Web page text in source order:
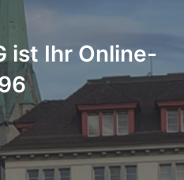
ist Ihr Online-